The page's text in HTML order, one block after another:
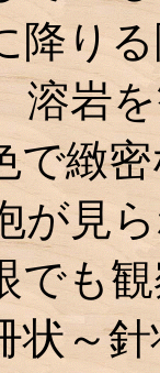
降り
溶岩
緻密
が見
でも
状～